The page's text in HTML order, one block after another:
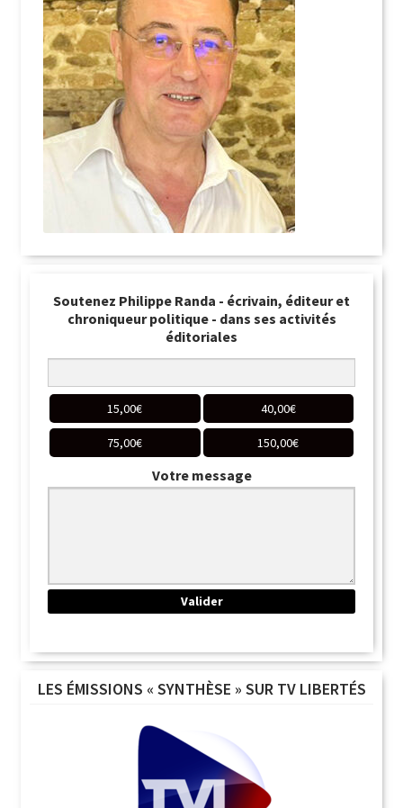
Soutenez Philippe Randa - écrivain, éditeur et
chroniqueur politique - dans ses activités
éditoriales
15,00€ 40,00€
75,00€ 150,00€
Votre message
LES ÉMISSIONS « SYNTHÈSE » SUR TV LIBERTÉS